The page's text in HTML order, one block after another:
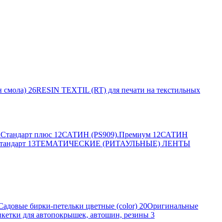
смола) 26RESIN TEXTIL (RT) для печати на текстильных
плюс 12САТИН (PS909).Премиум 12САТИН
13ТЕМАТИЧЕСКИЕ (РИТАУЛЬНЫЕ) ЛЕНТЫ
бирки-петельки цветные (color) 20Оригинальные
для автопокрышек, автошин, резины 3